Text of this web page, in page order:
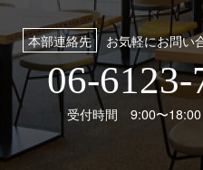
本部連絡先 お気軽にお問い
06-6123-
受付時間 9:00〜18:00